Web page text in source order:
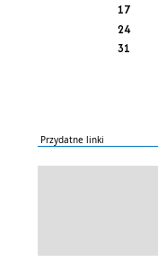
17
24
31
Przydatne linki